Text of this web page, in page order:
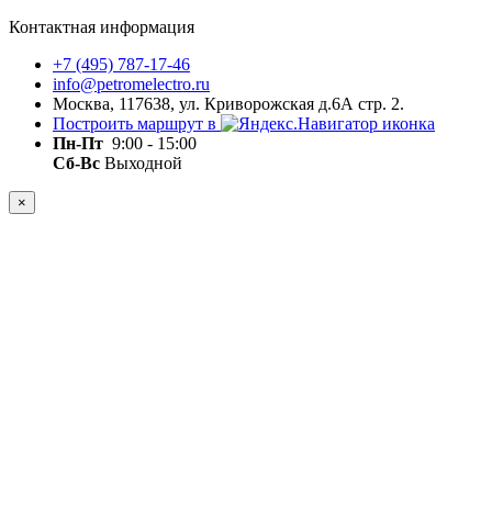
Контактная информация
+7 (495) 787-17-46
info@petromelectro.ru
Москва, 117638, ул. Криворожская д.6А стр. 2.
Построить маршрут в
Пн-Пт 9:00 - 15:00
Сб-Вс Выходной
×